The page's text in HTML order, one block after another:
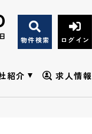
物件検索 ログイン
紹介 求人情報